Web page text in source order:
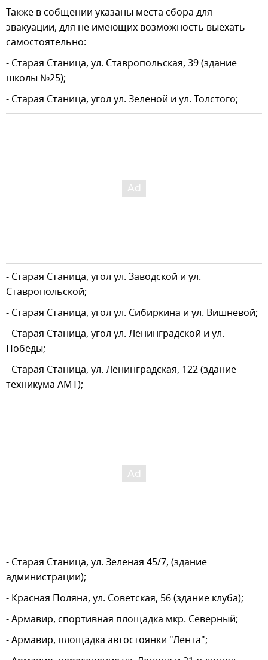
Также в собщении указаны места сбора для
эвакуации, для не имеющих возможность выехать
самостоятельно:
- Старая Станица, ул. Ставропольская, 39 (здание
школы №25);
- Старая Станица, угол ул. Зеленой и ул. Толстого;
- Старая Станица, угол ул. Заводской и ул.
Ставропольской;
- Старая Станица, угол ул. Сибиркина и ул. Вишневой;
- Старая Станица, угол ул. Ленинградской и ул.
Победы;
- Старая Станица, ул. Ленинградская, 122 (здание
техникума АМТ);
- Старая Станица, ул. Зеленая 45/7, (здание
администрации);
- Красная Поляна, ул. Советская, 56 (здание клуба);
- Армавир, спортивная площадка мкр. Северный;
- Армавир, площадка автостоянки "Лента";